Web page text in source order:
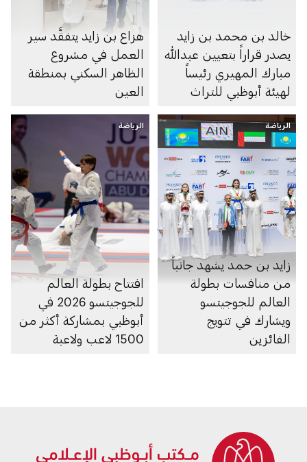
خالد بن محمد بن زايد
يصدر قراراً بتعيين عبدالله
مبارك المهيري رئيساً
لهيئة أبوظبي للتراث
هزاع بن زايد يتفقَّد سير
العمل في مشروع
الظاهر السكني بمنطقة
العين
الرياضة
زايد بن حمد يشهد جانباً
من منافسات بطولة
العالم للجوجيتسو
ويشارك في تتويج
الفائزين
الرياضة
افتتاح بطولة العالم
للجوجيتسو 2026 في
أبوظبي بمشاركة أكثر من
1500 لاعب ولاعبة